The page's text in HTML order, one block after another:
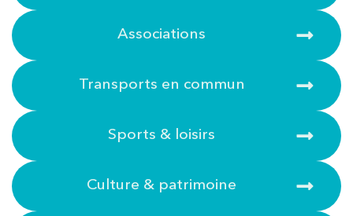
Associations
Transports en commun
Sports & loisirs
Culture & patrimoine